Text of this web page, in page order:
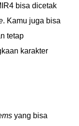
bisa dicetak
. Kamu juga bisa
tetap
karakter
yang bisa